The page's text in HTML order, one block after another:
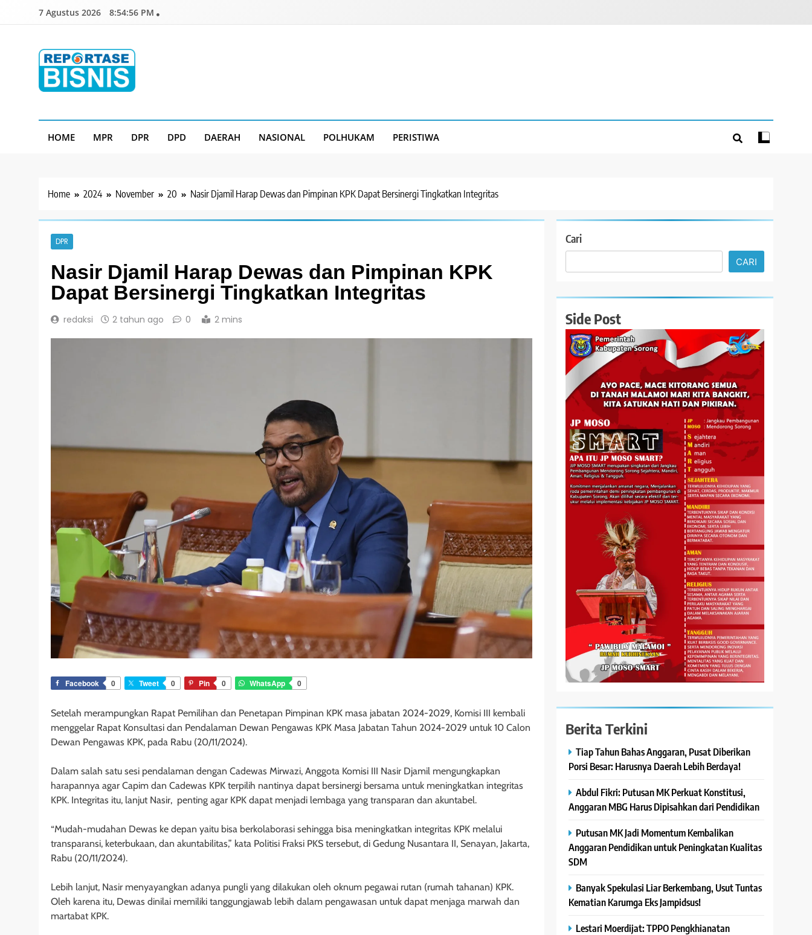
7 Agustus 2026 8:54:57 PM
HOME MPR DPR DPD DAERAH NASIONAL POLHUKAM PERISTIWA
Home 2024 November 20 Nasir Djamil Harap Dewas dan Pimpinan KPK Dapat Bersinergi Tingkatkan Integritas
DPR
Nasir Djamil Harap Dewas dan Pimpinan KPK
Dapat Bersinergi Tingkatkan Integritas
redaksi 2 tahun ago 0 2 mins
Facebook 0 Tweet 0 Pin 0 WhatsApp 0
Setelah merampungkan Rapat Pemilihan dan Penetapan Pimpinan KPK masa jabatan 2024-2029, Komisi III kembali
menggelar Rapat Konsultasi dan Pendalaman Dewan Pengawas KPK Masa Jabatan Tahun 2024-2029 untuk 10 Calon
Dewan Pengawas KPK, pada Rabu (20/11/2024).
Dalam salah satu sesi pendalaman dengan Cadewas Mirwazi, Anggota Komisi III Nasir Djamil mengungkapkan
harapannya agar Capim dan Cadewas KPK terpilih nantinya dapat bersinergi bersama untuk meningkatkan integritas
KPK. Integritas itu, lanjut Nasir, penting agar KPK dapat menjadi lembaga yang transparan dan akuntabel.
“Mudah-mudahan Dewas ke depan yaitu bisa berkolaborasi sehingga bisa meningkatkan integritas KPK melalui
transparansi, keterbukaan, dan akuntabilitas,” kata Politisi Fraksi PKS tersebut, di Gedung Nusantara II, Senayan, Jakarta,
Rabu (20/11/2024).
Lebih lanjut, Nasir menyayangkan adanya pungli yang dilakukan oleh oknum pegawai rutan (rumah tahanan) KPK.
Oleh karena itu, Dewas dinilai memiliki tanggungjawab lebih dalam pengawasan untuk dapat menjaga marwah dan
martabat KPK.
Cari
CARI
Side Post
Berita Terkini
Tiap Tahun Bahas Anggaran, Pusat Diberikan
Porsi Besar: Harusnya Daerah Lebih Berdaya!
Abdul Fikri: Putusan MK Perkuat Konstitusi,
Anggaran MBG Harus Dipisahkan dari Pendidikan
Putusan MK Jadi Momentum Kembalikan
Anggaran Pendidikan untuk Peningkatan Kualitas
SDM
Banyak Spekulasi Liar Berkembang, Usut Tuntas
Kematian Karumga Eks Jampidsus!
Lestari Moerdijat: TPPO Pengkhianatan